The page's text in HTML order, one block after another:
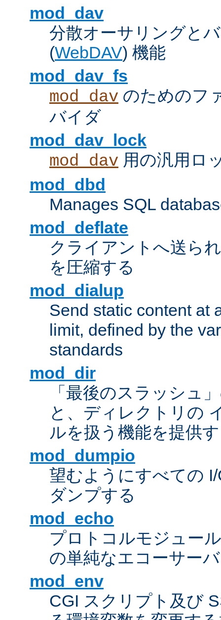
mod_dav
分散オーサリングと
(WebDAV) 機能
mod_dav_fs
mod_dav のためのフ
バイダ
mod_dav_lock
mod_dav 用の汎用ロ
mod_dbd
Manages SQL
mod_deflate
クライアントへ送ら
を圧縮する
mod_dialup
Send static content at
limit, defined by the
standards
mod_dir
「最後のスラッシュ
と、ディレクトリの
ルを扱う機能を提供
mod_dumpio
望むようにすべての
ダンプする
mod_echo
プロトコルモジュー
の単純なエコーサーバ
mod_env
CGI スクリプト及び